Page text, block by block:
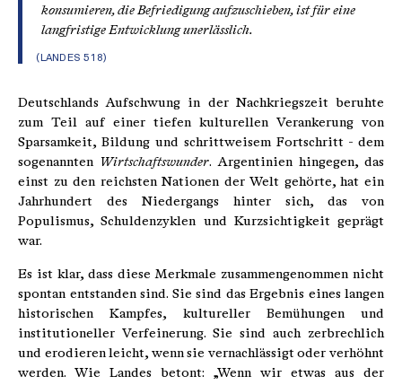
konsumieren, die Befriedigung aufzuschieben, ist für eine
langfristige Entwicklung unerlässlich.
(LANDES 518)
Deutschlands Aufschwung in der Nachkriegszeit beruhte
zum Teil auf einer tiefen kulturellen Verankerung von
Sparsamkeit, Bildung und schrittweisem Fortschritt - dem
sogenannten Wirtschaftswunder. Argentinien hingegen, das
einst zu den reichsten Nationen der Welt gehörte, hat ein
Jahrhundert des Niedergangs hinter sich, das von
Populismus, Schuldenzyklen und Kurzsichtigkeit geprägt
war.
Es ist klar, dass diese Merkmale zusammengenommen nicht
spontan entstanden sind. Sie sind das Ergebnis eines langen
historischen Kampfes, kultureller Bemühungen und
institutioneller Verfeinerung. Sie sind auch zerbrechlich
und erodieren leicht, wenn sie vernachlässigt oder verhöhnt
werden. Wie Landes betont: „Wenn wir etwas aus der